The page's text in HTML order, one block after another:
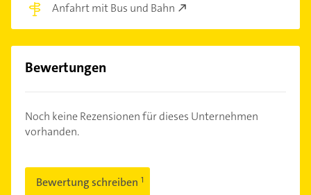
Anfahrt mit Bus und Bahn
Bewertungen
Noch keine Rezensionen für dieses Unternehmen
vorhanden.
Bewertung schreiben